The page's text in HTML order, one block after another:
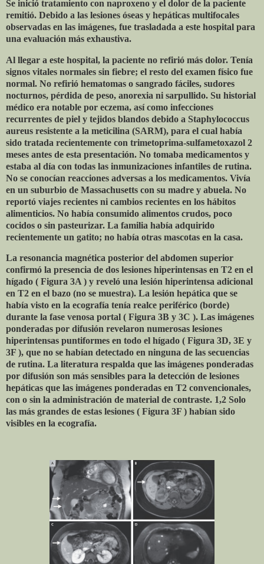
Se inició tratamiento con naproxeno y el dolor de la paciente
remitió. Debido a las lesiones óseas y hepáticas multifocales
observadas en las imágenes, fue trasladada a este hospital para
una evaluación más exhaustiva.
Al llegar a este hospital, la paciente no refirió más dolor. Tenía
signos vitales normales sin fiebre; el resto del examen físico fue
normal. No refirió hematomas o sangrado fáciles, sudores
nocturnos, pérdida de peso, anorexia ni sarpullido. Su historial
médico era notable por eczema, así como infecciones
recurrentes de piel y tejidos blandos debido a Staphylococcus
aureus resistente a la meticilina (SARM), para el cual había
sido tratada recientemente con trimetoprima-sulfametoxazol 2
meses antes de esta presentación. No tomaba medicamentos y
estaba al día con todas las inmunizaciones infantiles de rutina.
No se conocían reacciones adversas a los medicamentos. Vivía
en un suburbio de Massachusetts con su madre y abuela. No
reportó viajes recientes ni cambios recientes en los hábitos
alimenticios. No había consumido alimentos crudos, poco
cocidos o sin pasteurizar. La familia había adquirido
recientemente un gatito; no había otras mascotas en la casa.
La resonancia magnética posterior del abdomen superior
confirmó la presencia de dos lesiones hiperintensas en T2 en el
hígado ( Figura 3A ) y reveló una lesión hiperintensa adicional
en T2 en el bazo (no se muestra). La lesión hepática que se
había visto en la ecografía tenía realce periférico (borde)
durante la fase venosa portal ( Figura 3B y 3C ). Las imágenes
ponderadas por difusión revelaron numerosas lesiones
hiperintensas puntiformes en todo el hígado ( Figura 3D, 3E y
3F ), ​​que no se habían detectado en ninguna de las secuencias
de rutina. La literatura respalda que las imágenes ponderadas
por difusión son más sensibles para la detección de lesiones
hepáticas que las imágenes ponderadas en T2 convencionales,
con o sin la administración de material de contraste. 1,2 Solo
las más grandes de estas lesiones ( Figura 3F ) habían sido
visibles en la ecografía.